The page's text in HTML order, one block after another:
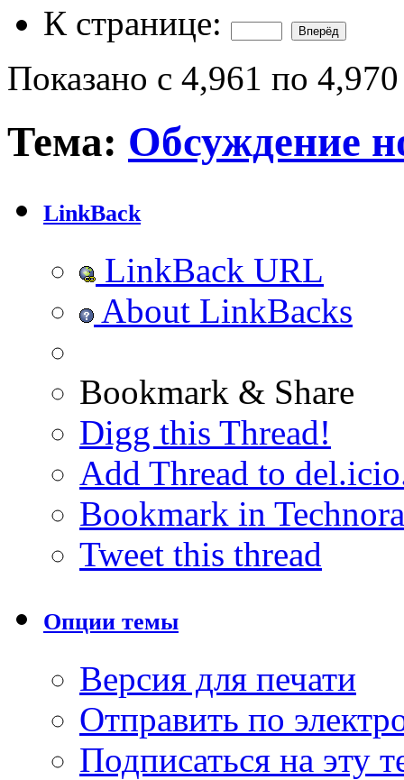
К странице:
Показано с 4,961 по
Тема: Обсуждение
LinkBack
LinkBack URL
About LinkBacks
Bookmark & Share
Digg this Thread!
Add Thread to
Bookmark in
Tweet this thread
Опции темы
Версия для печати
Отправить по
Подписаться на эту